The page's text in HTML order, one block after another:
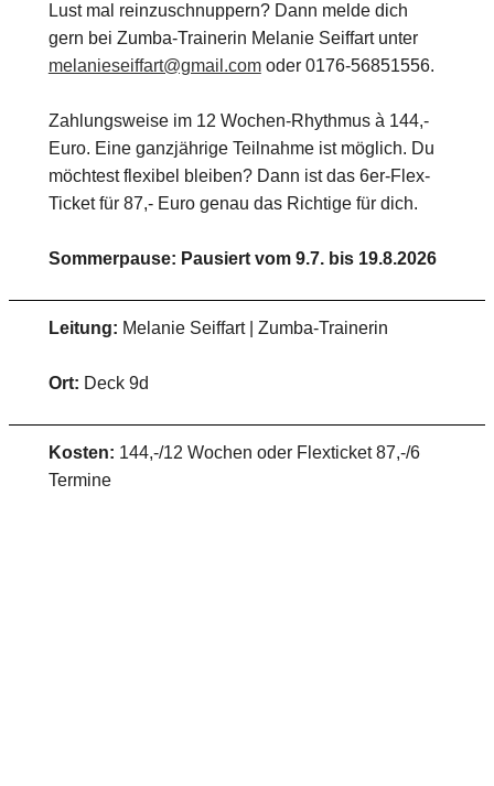
Lust mal reinzuschnuppern? Dann melde dich
gern bei Zumba-Trainerin Melanie Seiffart unter
melanieseiffart@gmail.comoder 0176-56851556.
Zahlungsweise im 12 Wochen-Rhythmus à 144,-
Euro. Eine ganzjährige Teilnahme ist möglich. Du
möchtest flexibel bleiben? Dann ist das 6er-Flex-
Ticket für 87,- Euro genau das Richtige für dich.
Sommerpause: Pausiert vom 9.7. bis 19.8.2026
Leitung: Melanie Seiffart | Zumba-Trainerin
Ort: Deck 9d
Kosten: 144,-/12 Wochen oder Flexticket 87,-/6
Termine